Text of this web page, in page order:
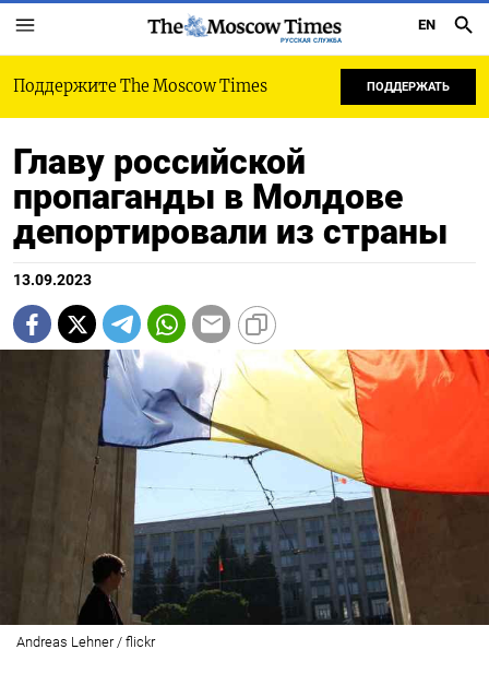
РУССКАЯ СЛУЖБА
EN
Поддержите The Moscow Times ПОДДЕРЖАТЬ
Главу российской
пропаганды в Молдове
депортировали из страны
13.09.2023
Andreas Lehner / flickr